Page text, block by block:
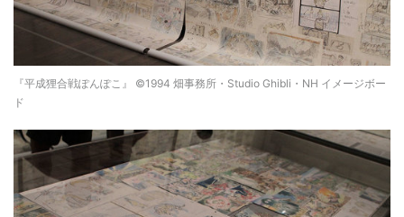
『平成狸合戦ぽんぽこ』 ©1994 畑事務所・Studio Ghibli・NH イメージボー
ド